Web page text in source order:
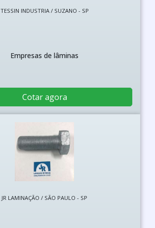
TESSIN INDUSTRIA / SUZANO - SP
Empresas de lâminas
Cotar agora
JR LAMINAÇÃO / SÃO PAULO - SP